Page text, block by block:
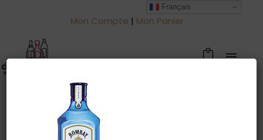
Mon Compte | Mon Panier
Français